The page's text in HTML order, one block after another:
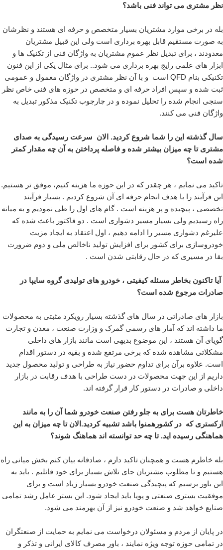
نظر مشتری می تواند فنی باشد؟
بله در برخی موارد مشتریان بسیار متخصص و حرفه ای هستند و نظرشان
به صورت مستقیم قابل بهره برداری است ولی این قبیل مشتریان
معدودند ، برای تبدیل نظر عموم مشتریان به واژگان فنی از تکنیک ها و
ابزار های علمی رایج بهره برداری می شود.. برای مثال یکی از این فنون
تکنیکی بنام QFD است و با آن نظر مشتری در واژگان معمول و عمومی
ثبت شده و سپس افراد حرفه ای و متخصص در حوزه های فنی خاص نظر
سنجی انجام شده را تحلیل نموده و در چارچوب تکنیک مذکور تبدیل به
واژگان فنی می کنند.
سال گذشته این را شما شروع کردید. الان سرعت رسیدگی به صدای
مشتری تا چه میزان بیشتر شده و فاصله پرداختن به آن چه مقدار کمتر
شده است؟
تاکید می نمایم ، هر چقدر که در این حوزه ما هزینه کنیم، موفق تر هستیم.
این فرآیند را با هدف انجام حرفه ای آن شروع کردیم . بسیار فرآیند
تخصصی ، پیچیده و پر هزینه است . گام های اول را طی نمودیم و به میانه
راه رسیدیم ولی بسیار مسیر دشواری است . دو فاکتور باعث شده که
علیرغم دشواری مسیر را ادامه دهیم ، اول اعتقاد به ایجاد مزیت
خودروسازی برای کشور برای افزایش تولید ناخالص ملی و دوم ضرورت
بقا در مسیری که در حال رقابتی شدن است .
آیا تاکنون بخاطر مسئله کیفیتی ، خودرو های تولیدی گروه سایپا در
صادرات مرجوع شده است؟
بازار های صادراتی در سال های گذشته بسیار رویکرد مثبتی به محصولات
ما داشته اند که آمار های رسمی گمرک و وزارت صنعت ، معدن و تجارت
گویای آن هستند ، این موضوع بدیهی است مانند بازار های داخلی
مشکلاتی مشاهده شده که برخی مرتفع شده و بقیه در دستور اقدام
است. علاوه برآن برای تداوم حضور نیاز به طراحی و تولید محصول جدید
داریم از این جهت محصولات در دست طراحی با هدف رقابت در بازار
داخلی و صادرات در دستور کار قرار گرفته اند.
خاطرتان هست برای به جلو رفتن صنعت خودرو شما آن را به مانند
ارکستری که در کشورهمنوا باشد تشبیه کردید.الان تا چه میزان به این
هماهنگی رسیده اید. تا چه حد توانسته اند هماهنگ شوند؟
بله خاطرم هست و همچنان تاکید دارم ، صادقانه بیان کنم بخش میانی راه
هستیم و تا مطلوب مشتریان جای تلاش بسیار برای خود قائلیم . باید به
این باور برسیم که پیچیدگی صنعت خودرو بسیار زیاد است و برای
موفقیت بستری صنعتی و پویا باید ایجاد شود. این بستر عامل رشد تمامی
صنایع خواهد شد و صنعت خودرو نیز از آن بهرمند می شود.
در پایان از مردم و مسئولان درخواست می نمایم به حمایت از صنعتگران
در تمامی حوزه توجه ویژه نمایند ، باور مصرف کالای ایرانی و تذکر و